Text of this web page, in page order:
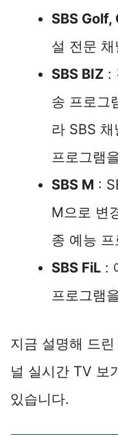
SBS Golf,
설 전문 채
SBS BIZ :
송 프로그
라 SBS
프로그램
SBS M :
M으로 변
종 예능
SBS FiL :
프로그램
지금 설명해 드
널 실시간 TV 보
있습니다.